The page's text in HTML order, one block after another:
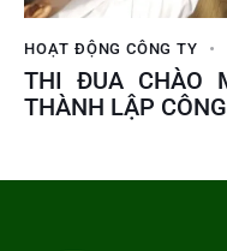
HOẠT ĐỘNG CÔNG TY
THI ĐUA CHÀO
THÀNH LẬP